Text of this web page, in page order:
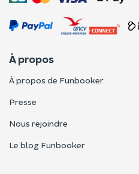
À propos
À propos de Funbooker
Presse
Nous rejoindre
Le blog Funbooker